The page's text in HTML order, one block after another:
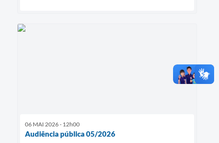
06 MAI 2026 - 12h00
Audiência pública 05/2026